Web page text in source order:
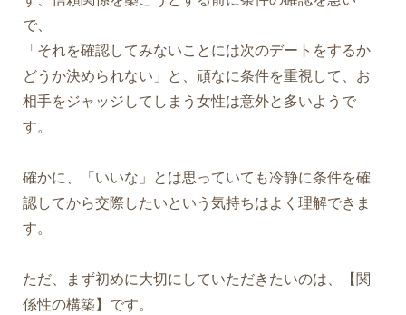
で、
「それを確認してみないことには次のデートをするか
どうか決められない」と、頑なに条件を重視して、お
相手をジャッジしてしまう女性は意外と多いようで
す。
確かに、「いいな」とは思っていても冷静に条件を確
認してから交際したいという気持ちはよく理解できま
す。
ただ、まず初めに大切にしていただきたいのは、【関
係性の構築】です。